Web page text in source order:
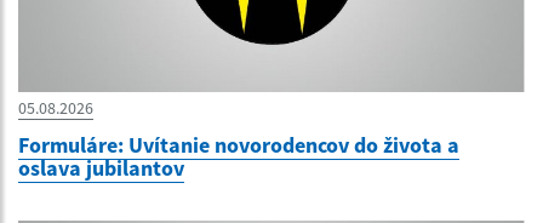
05.08.2026
Formuláre: Uvítanie novorodencov do života a
oslava jubilantov